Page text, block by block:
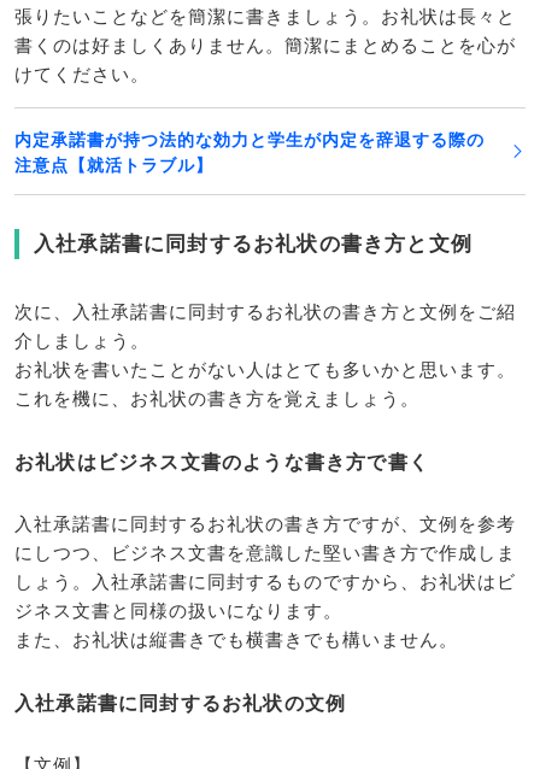
張りたいことなどを簡潔に書きましょう。お礼状は長々と
書くのは好ましくありません。簡潔にまとめることを心が
けてください。
内定承諾書が持つ法的な効力と学生が内定を辞退する際の
注意点【就活トラブル】
入社承諾書に同封するお礼状の書き方と文例
次に、入社承諾書に同封するお礼状の書き方と文例をご紹
介しましょう。
お礼状を書いたことがない人はとても多いかと思います。
これを機に、お礼状の書き方を覚えましょう。
お礼状はビジネス文書のような書き方で書く
入社承諾書に同封するお礼状の書き方ですが、文例を参考
にしつつ、ビジネス文書を意識した堅い書き方で作成しま
しょう。入社承諾書に同封するものですから、お礼状はビ
ジネス文書と同様の扱いになります。
また、お礼状は縦書きでも横書きでも構いません。
入社承諾書に同封するお礼状の文例